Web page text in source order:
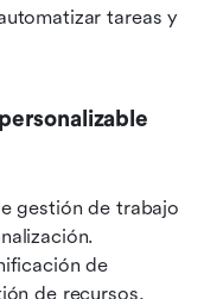
tareas y
gestión de trabajo
de
de recursos,